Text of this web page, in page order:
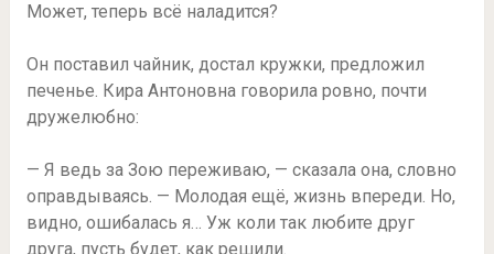
Может, теперь всё наладится?
Он поставил чайник, достал кружки, предложил
печенье. Кира Антоновна говорила ровно, почти
дружелюбно:
— Я ведь за Зою переживаю, — сказала она, словно
оправдываясь. — Молодая ещё, жизнь впереди. Но,
видно, ошибалась я… Уж коли так любите друг
друга, пусть будет, как решили.